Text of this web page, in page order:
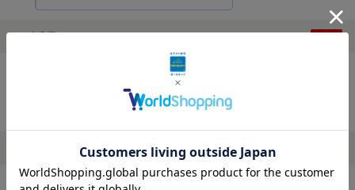
電話番号
ハイフンなしでご入力ください。
メールアドレス